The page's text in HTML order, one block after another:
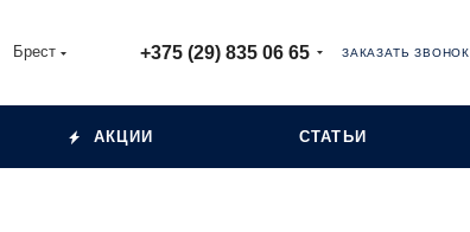
Брест +375 (29) 835 06 65 ЗАКАЗАТЬ ЗВОНОК
АКЦИИ СТАТЬИ